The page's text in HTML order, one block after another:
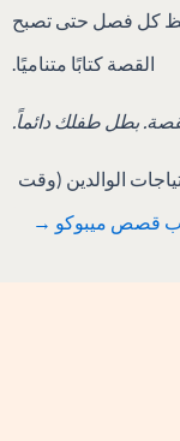
كل فصل حتى تصبح
القصة كتابًا متناميًا.
بطل طفلك دائماً.
الوالدين (وقت
قصص ميبوكو →